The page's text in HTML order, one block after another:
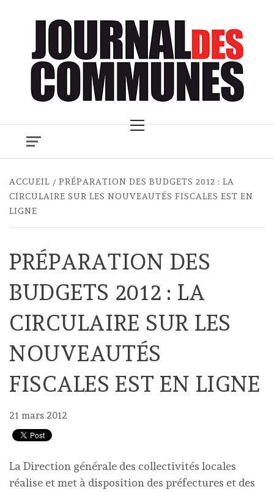
Menu
ACCUEIL
PRÉPARATION DES BUDGETS 2012 : LA
CIRCULAIRE SUR LES NOUVEAUTÉS FISCALES EST EN
LIGNE
PRÉPARATION DES
BUDGETS 2012 : LA
CIRCULAIRE SUR LES
NOUVEAUTÉS
FISCALES EST EN LIGNE
21 mars 2012
La Direction générale des collectivités locales
réalise et met à disposition des préfectures et des